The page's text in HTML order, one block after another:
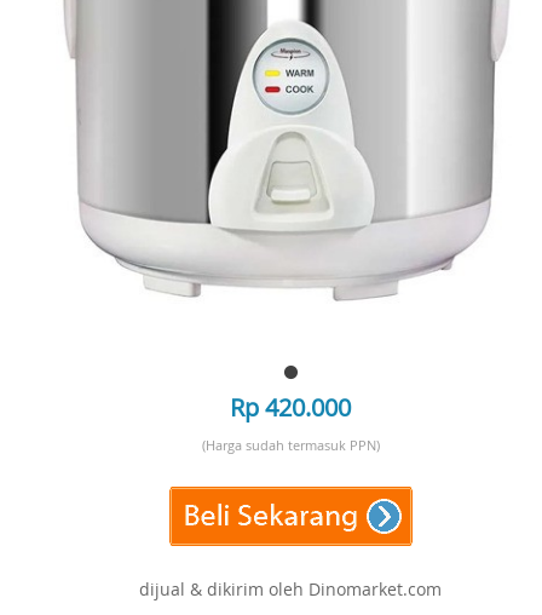
Rp 420.000
(Harga sudah termasuk PPN)
dijual & dikirim oleh Dinomarket.com